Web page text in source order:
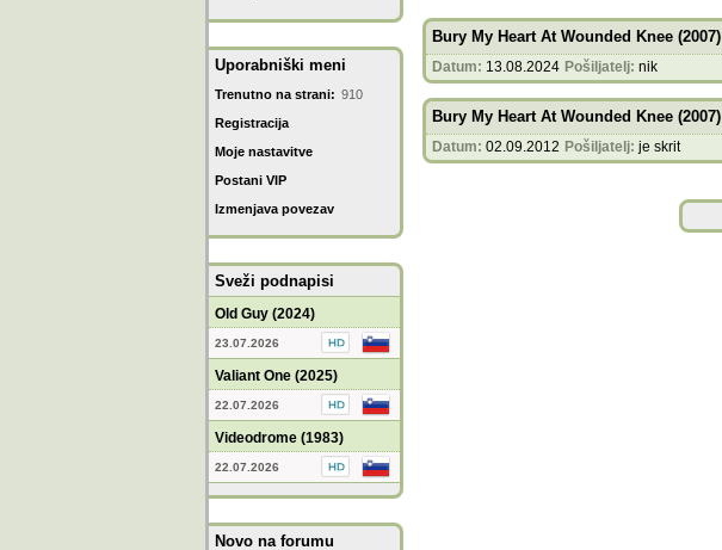
Uporabniški meni
Trenutno na strani: 910
Registracija
Moje nastavitve
Postani VIP
Izmenjava povezav
Sveži podnapisi
Old Guy (2024)
23.07.2026
Valiant One (2025)
22.07.2026
Videodrome (1983)
22.07.2026
Novo na forumu
Bury My Heart At Wounded Knee (2007)
Datum: 13.08.2024 Pošiljatelj: nik
Bury My Heart At Wounded Knee (2007)
Datum: 02.09.2012 Pošiljatelj: je skrit